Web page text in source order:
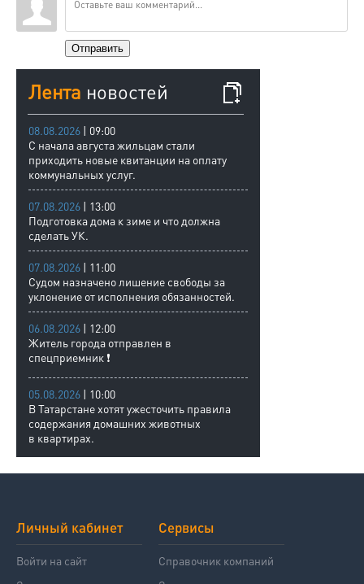
Отправить
Лента новостей
08.08.2026 | 09:00
С начала августа жильцам стали
приходить новые квитанции на оплату
коммунальных услуг.
07.08.2026 | 13:00
Подготовка дома к зиме и что должна
сделать УК.
07.08.2026 | 11:00
Судом назначено лишение свободы за
уклонение от исполнения обязанностей.
06.08.2026 | 12:00
Житель города отправлен в
спецприемник ❗
05.08.2026 | 10:00
В Татарстане хотят ужесточить правила
содержания домашних животных
в квартирах.
Личный кабинет
Войти на сайт
Сервисы
Справочник компаний